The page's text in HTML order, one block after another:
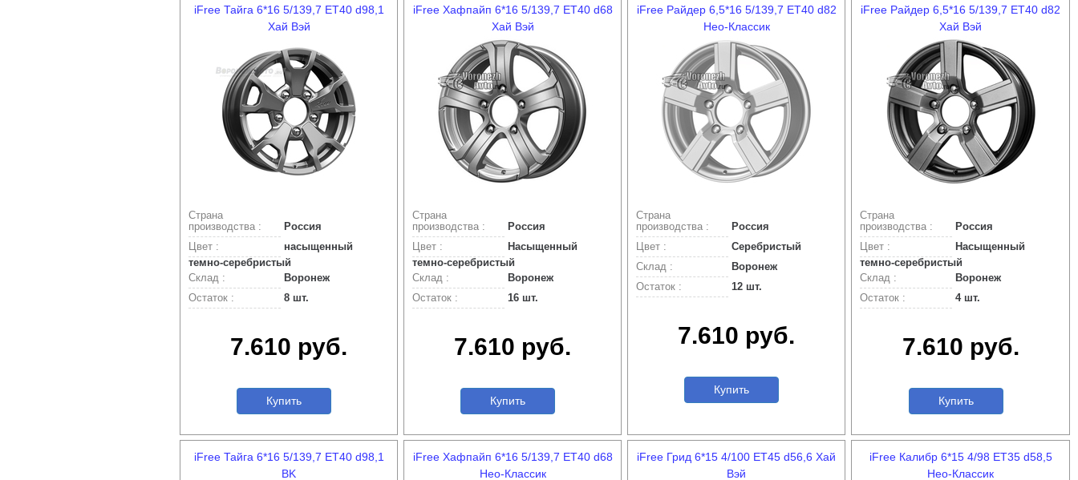
iFree Тайга 6*16 5/139,7 ET40 d98,1
Хай Вэй
Страна
производства :
Россия
Цвет :
насыщенный
темно-серебристый
Склад :
Воронеж
Остаток :
8 шт.
7.610 руб.
Купить
iFree Хафпайп 6*16 5/139,7 ET40 d68
Хай Вэй
Страна
производства :
Россия
Цвет :
Насыщенный
темно-серебристый
Склад :
Воронеж
Остаток :
16 шт.
7.610 руб.
Купить
iFree Райдер 6,5*16 5/139,7 ET40 d82
Нео-Классик
Страна
производства :
Россия
Цвет :
Серебристый
Склад :
Воронеж
Остаток :
12 шт.
7.610 руб.
Купить
iFree Райдер 6,5*16 5/139,7 ET40 d82
Хай Вэй
Страна
производства :
Россия
Цвет :
Насыщенный
темно-серебристый
Склад :
Воронеж
Остаток :
4 шт.
7.610 руб.
Купить
iFree Тайга 6*16 5/139,7 ET40 d98,1
BK
iFree Хафпайп 6*16 5/139,7 ET40 d68
Нео-Классик
iFree Грид 6*15 4/100 ET45 d56,6 Хай
Вэй
iFree Калибр 6*15 4/98 ET35 d58,5
Нео-Классик